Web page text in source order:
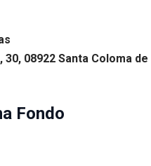
08922 Santa Coloma de
Fondo